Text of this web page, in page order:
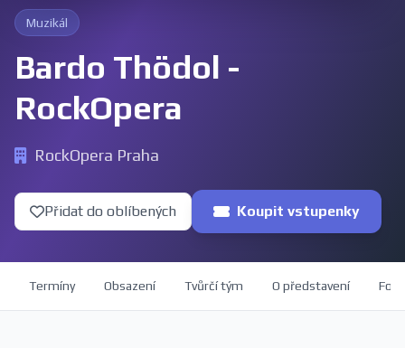
Muzikál
Bardo Thödol -
RockOpera
RockOpera Praha
Přidat do oblíbených Koupit vstupenky
Termíny Obsazení Tvůrčí tým O představení